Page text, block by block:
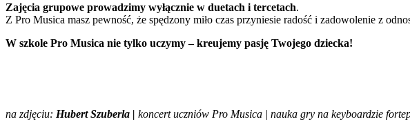
Zajęcia grupowe prowadzimy wyłącznie w duetach i tercetach.
Z Pro Musica masz pewność, że spędzony miło czas przyniesie radość i zadowolenie z
W szkole Pro Musica nie tylko uczymy – kreujemy pasję Twojego dziecka!
na zdjęciu: Hubert Szuberla | koncert uczniów Pro Musica | nauka gry na keyboardzie